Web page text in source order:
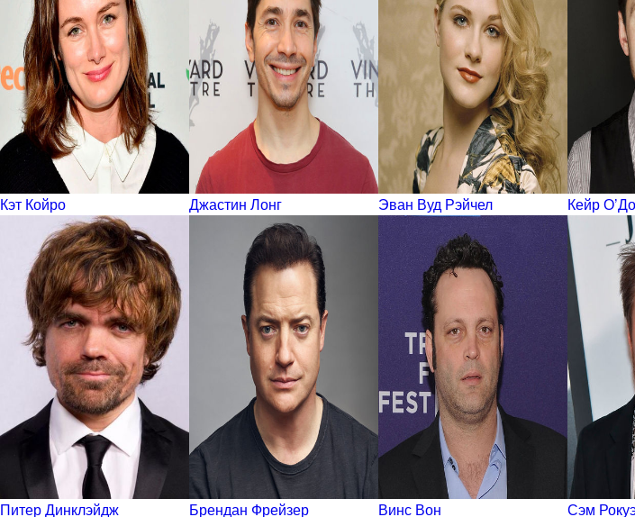
Кэт Койро Джастин Лонг Эван Вуд Рэйчел Кейр
Питер Динклэйдж Брендан Фрейзер Винс Вон Сэм